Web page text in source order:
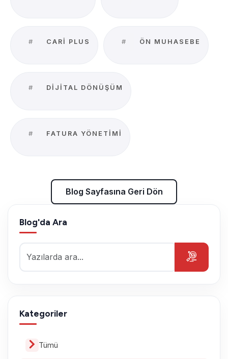
# CARI PLUS # ÖN MUHASEBE
# DIJITAL DÖNÜŞÜM
# FATURA YÖNETIMI
Blog Sayfasına Geri Dön
Blog Sayfasına Geri Dön
Blog'da Ara
Kategoriler
Tümü